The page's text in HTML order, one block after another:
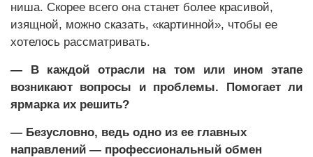
ниша. Скорее всего она станет более красивой,
изящной, можно сказать, «картинной», чтобы ее
хотелось рассматривать.
— В каждой отрасли на том или ином этапе
возникают вопросы и проблемы. Помогает ли
ярмарка их решить?
— Безусловно, ведь одно из ее главных
направлений — профессиональный обмен